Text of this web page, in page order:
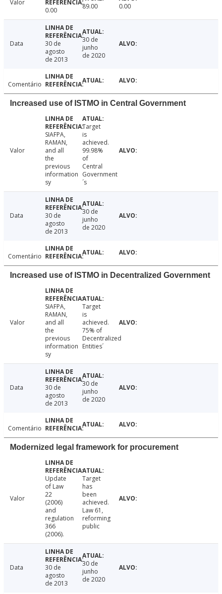
Valor
0.00
89.00 0.00
Data
30 de
agosto
de 2013
30 de
junho
de 2020
Comentário
Increased use of ISTMO in Central Government
Valor
SIAFPA,
RAMAN,
and all
the
previous
information
sy
Target
is
achieved.
99.98%
of
Central
Government
´s
Data
30 de
agosto
de 2013
30 de
junho
de 2020
Comentário
Increased use of ISTMO in Decentralized Government
Valor
SIAFPA,
RAMAN,
and all
the
previous
information
sy
Target
is
achieved.
75% of
Decentralized
Entities´
Data
30 de
agosto
de 2013
30 de
junho
de 2020
Comentário
Modernized legal framework for procurement
Valor
Update
of Law
22
(2006)
and
regulation
366
(2006).
Target
has
been
achieved.
Law 61,
reforming
public
Data
30 de
agosto
de 2013
30 de
junho
de 2020